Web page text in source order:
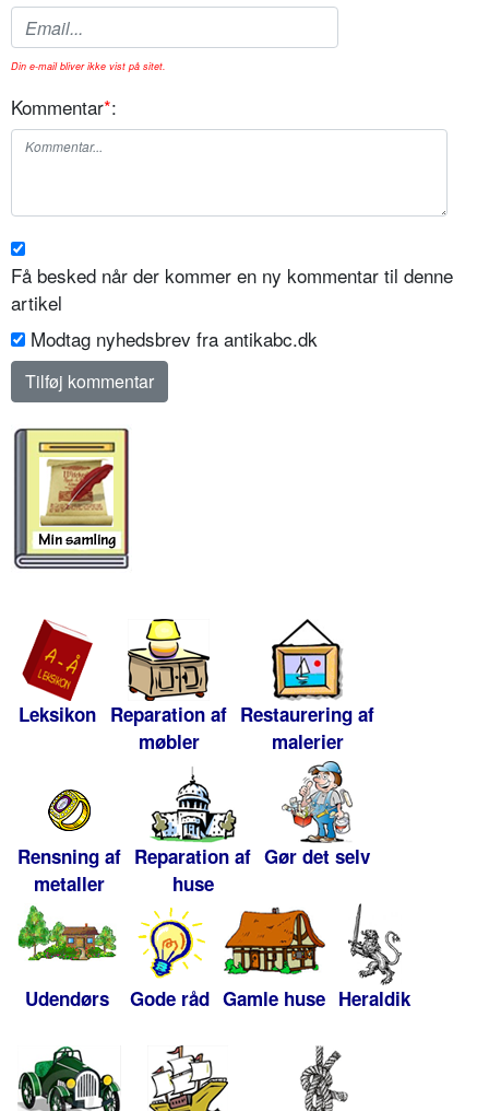
Din e-mail bliver ikke vist på sitet.
Kommentar*:
Få besked når der kommer en ny kommentar til denne
artikel
Modtag nyhedsbrev fra antikabc.dk
Leksikon Reparation af
møbler
Restaurering af
malerier
Rensning af
metaller
Reparation af
huse
Gør det selv
Udendørs Gode råd Gamle huse Heraldik